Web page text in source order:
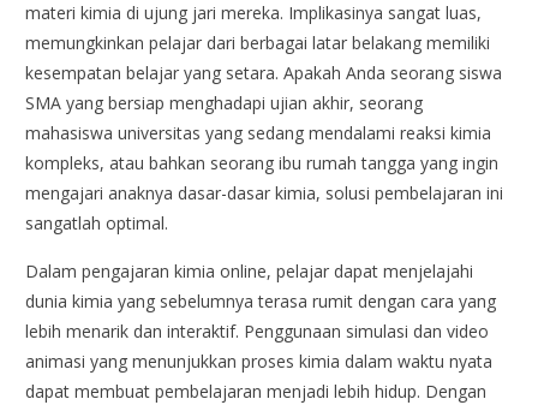
materi kimia di ujung jari mereka. Implikasinya sangat luas,
memungkinkan pelajar dari berbagai latar belakang memiliki
kesempatan belajar yang setara. Apakah Anda seorang siswa
SMA yang bersiap menghadapi ujian akhir, seorang
mahasiswa universitas yang sedang mendalami reaksi kimia
kompleks, atau bahkan seorang ibu rumah tangga yang ingin
mengajari anaknya dasar-dasar kimia, solusi pembelajaran ini
sangatlah optimal.
Dalam pengajaran kimia online, pelajar dapat menjelajahi
dunia kimia yang sebelumnya terasa rumit dengan cara yang
lebih menarik dan interaktif. Penggunaan simulasi dan video
animasi yang menunjukkan proses kimia dalam waktu nyata
dapat membuat pembelajaran menjadi lebih hidup. Dengan